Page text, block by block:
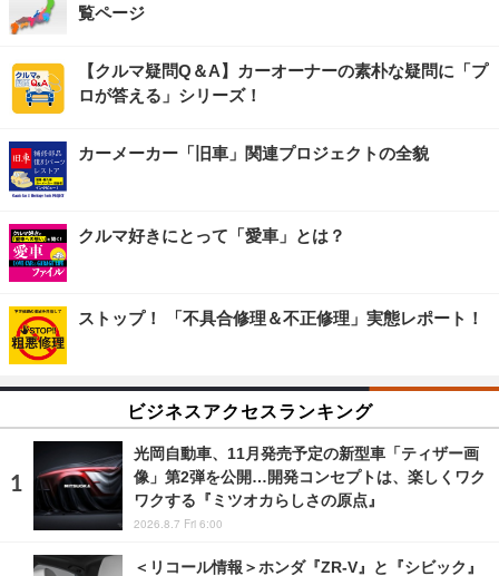
覧ページ
【クルマ疑問Q＆A】カーオーナーの素朴な疑問に「プ
ロが答える」シリーズ！
カーメーカー「旧車」関連プロジェクトの全貌
クルマ好きにとって「愛車」とは？
ストップ！ 「不具合修理＆不正修理」実態レポート！
ビジネスアクセスランキング
光岡自動車、11月発売予定の新型車「ティザー画
像」第2弾を公開…開発コンセプトは、楽しくワク
ワクする『ミツオカらしさの原点』
2026.8.7 Fri 6:00
＜リコール情報＞ホンダ『ZR-V』と『シビック』